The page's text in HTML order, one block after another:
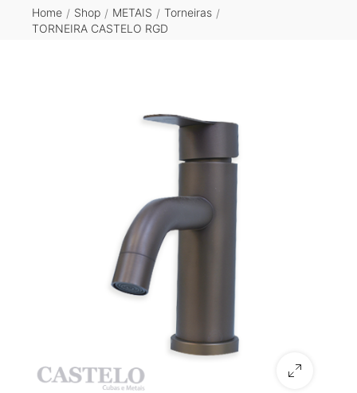
Home / Shop / METAIS / Torneiras /
TORNEIRA CASTELO RGD